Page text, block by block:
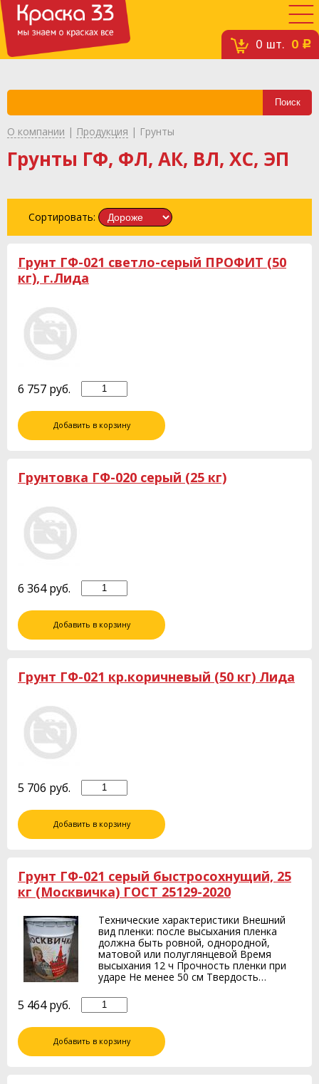
0 шт. 0 c
О компании | Продукция | Грунты
Грунты ГФ, ФЛ, АК, ВЛ, ХС, ЭП
Сортировать:
Грунт ГФ-021 светло-серый ПРОФИТ (50
кг), г.Лида
6 757 руб.
Добавить в корзину
Грунтовка ГФ-020 серый (25 кг)
6 364руб.
Добавить в корзину
Грунт ГФ-021 кр.коричневый (50 кг) Лида
5 706 руб.
Добавить в корзину
Грунт ГФ-021 серый быстросохнущий, 25
кг (Москвичка) ГОСТ 25129-2020
Технические характеристики Внешний
вид пленки: после высыхания пленка
должна быть ровной, однородной,
матовой или полуглянцевой Время
высыхания 12 ч Прочность пленки при
ударе Не менее 50 см Твердость…
5 464руб.
Добавить в корзину